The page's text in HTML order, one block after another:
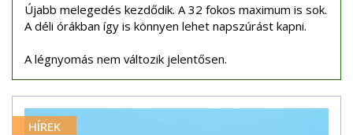
Újabb melegedés kezdődik. A 32 fokos maximum is sok.
A déli órákban így is könnyen lehet napszúrást kapni.
A légnyomás nem változik jelentősen.
HÍREK